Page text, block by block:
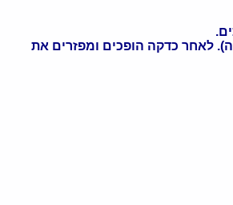
לאחר כדקה הופכים ומפזרים את